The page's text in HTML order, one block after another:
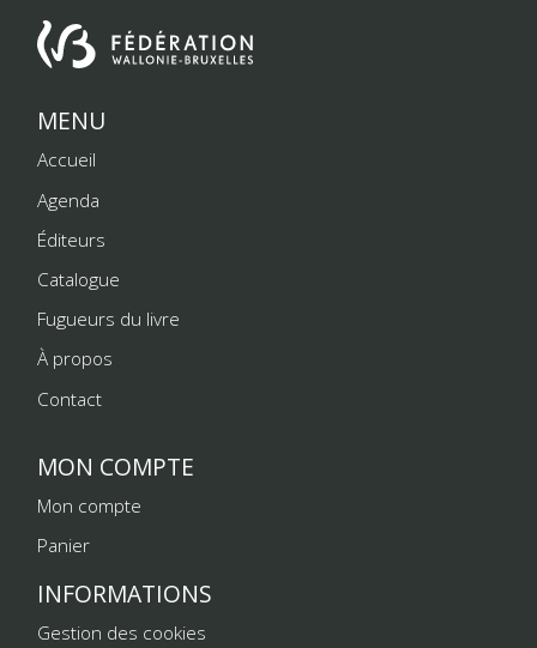
MENU
Accueil
Agenda
Éditeurs
Catalogue
Fugueurs du livre
À propos
Contact
MON COMPTE
Mon compte
Panier
INFORMATIONS
Gestion des cookies